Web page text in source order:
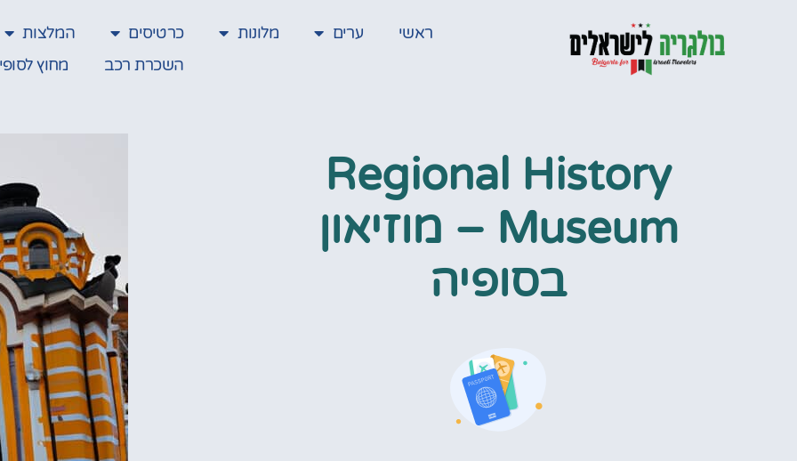
ראשי ערים מלונות כרטיסים המלצות
השכרת רכב
מחוץ
Regional History
Museum – מוזיאון
בסופיה